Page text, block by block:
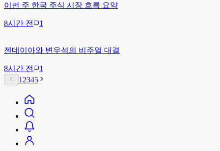
이번 주 한국 주식 시장 흐름 요약
8시간 전 1
젠데이아와 변우석의 비주얼 대결
8시간 전
1
1 2345